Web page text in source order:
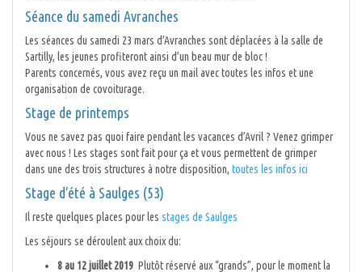
Séance du samedi Avranches
Les séances du samedi 23 mars d’Avranches sont déplacées à la salle de
Sartilly, les jeunes profiteront ainsi d’un beau mur de bloc !
Parents concernés, vous avez reçu un mail avec toutes les infos et une
organisation de covoiturage.
Stage de printemps
Vous ne savez pas quoi faire pendant les vacances d’Avril ? Venez grimper
avec nous ! Les stages sont fait pour ça et vous permettent de grimper
dans une des trois structures à notre disposition, toutes les infos ici
Stage d’été à Saulges (53)
Il reste quelques places pour les stages de Saulges
Les séjours se déroulent aux choix du:
8 au 12 juillet 2019 Plutôt réservé aux “grands”, pour le moment la